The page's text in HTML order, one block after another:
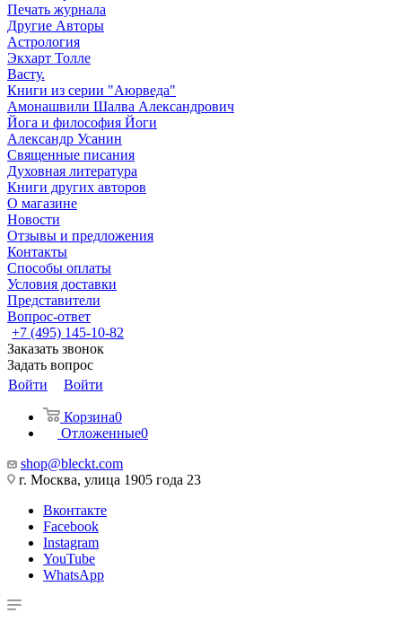
Печать журнала
Другие Aвторы
Астрология
Экхарт Толле
Васту.
Книги из серии "Аюрведа"
Амонашвили Шалва Александрович
Йога и философия Йоги
Александр Усанин
Священные писания
Духовная литература
Книги других авторов
О магазине
Новости
Отзывы и предложения
Контакты
Способы оплаты
Условия доставки
Представители
Вопрос-ответ
+7 (495) 145-10-82
Заказать звонок
Задать вопрос
Войти
Войти
Корзина0
Отложенные0
shop@bleckt.com
г. Москва, улица 1905 года 23
Вконтакте
Facebook
Instagram
YouTube
WhatsApp